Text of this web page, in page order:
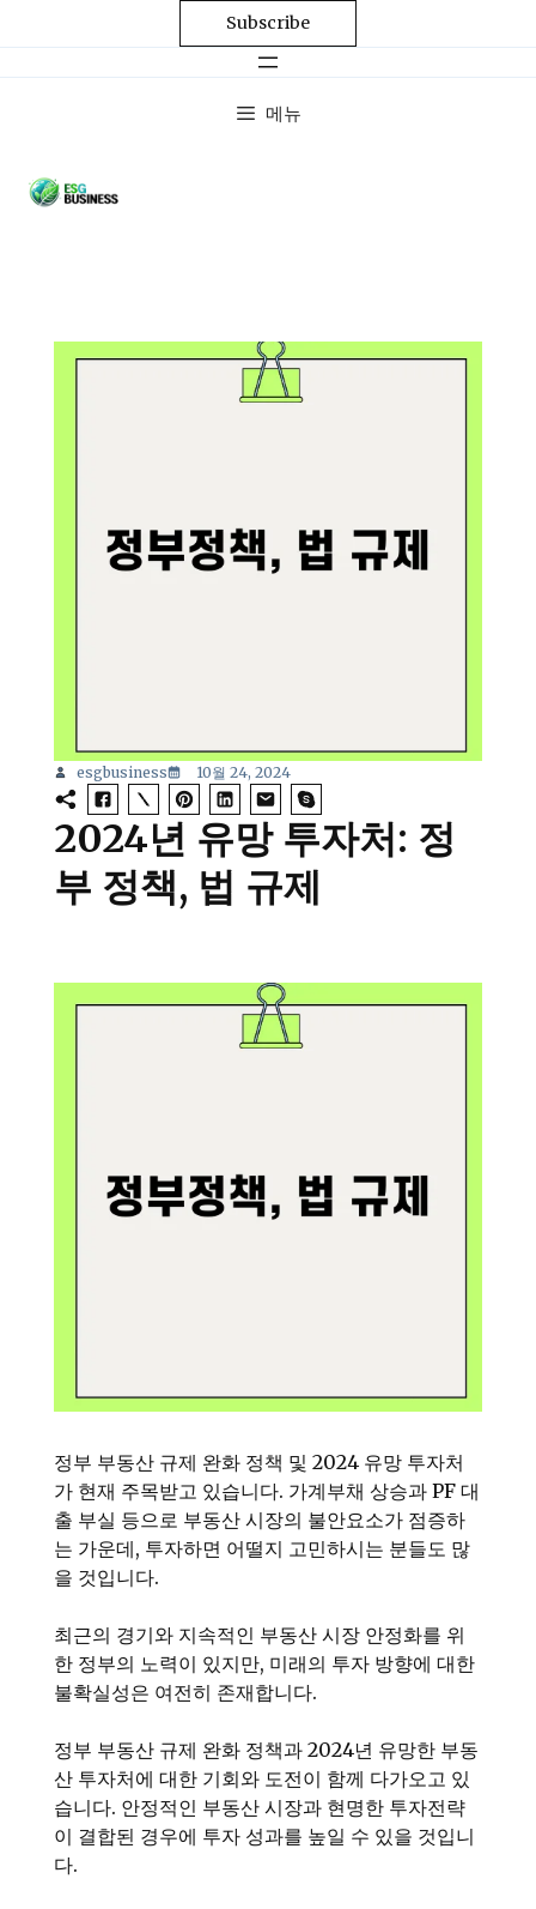
Subscribe
메뉴
esgbusiness 10월 24, 2024
2024년 유망 투자처: 정
부 정책, 법 규제
정부 부동산 규제 완화 정책 및 2024 유망 투자처
가 현재 주목받고 있습니다. 가계부채 상승과 PF 대
출 부실 등으로 부동산 시장의 불안요소가 점증하
는 가운데, 투자하면 어떨지 고민하시는 분들도 많
을 것입니다.
최근의 경기와 지속적인 부동산 시장 안정화를 위
한 정부의 노력이 있지만, 미래의 투자 방향에 대한
불확실성은 여전히 존재합니다.
정부 부동산 규제 완화 정책과 2024년 유망한 부동
산 투자처에 대한 기회와 도전이 함께 다가오고 있
습니다. 안정적인 부동산 시장과 현명한 투자전략
이 결합된 경우에 투자 성과를 높일 수 있을 것입니
다.